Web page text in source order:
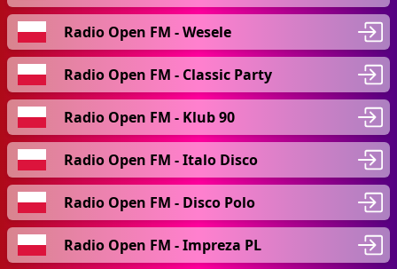
Radio Open FM - Wesele
Radio Open FM - Classic Party
Radio Open FM - Klub 90
Radio Open FM - Italo Disco
Radio Open FM - Disco Polo
Radio Open FM - Impreza PL